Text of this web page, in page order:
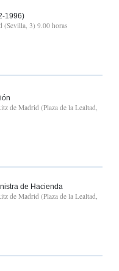
1996)
(Sevilla, 3) 9.00 horas
de Madrid (Plaza de la Lealtad,
de Hacienda
de Madrid (Plaza de la Lealtad,